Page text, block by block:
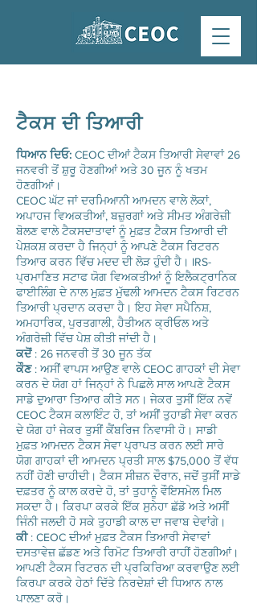
ਟੈਕਸ ਦੀ ਤਿਆਰੀ
ਧਿਆਨ ਦਿਓ: CEOC ਦੀਆਂ ਟੈਕਸ ਤਿਆਰੀ ਸੇਵਾਵਾਂ 26
ਜਨਵਰੀ ਤੋਂ ਸ਼ੁਰੂ ਹੋਣਗੀਆਂ ਅਤੇ 30 ਜੂਨ ਨੂੰ ਖਤਮ
ਹੋਣਗੀਆਂ।
CEOC ਘੱਟ ਜਾਂ ਦਰਮਿਆਨੀ ਆਮਦਨ ਵਾਲੇ ਲੋਕਾਂ,
ਅਪਾਹਜ ਵਿਅਕਤੀਆਂ, ਬਜ਼ੁਰਗਾਂ ਅਤੇ ਸੀਮਤ ਅੰਗਰੇਜ਼ੀ
ਬੋਲਣ ਵਾਲੇ ਟੈਕਸਦਾਤਾਵਾਂ ਨੂੰ ਮੁਫ਼ਤ ਟੈਕਸ ਤਿਆਰੀ ਦੀ
ਪੇਸ਼ਕਸ਼ ਕਰਦਾ ਹੈ ਜਿਨ੍ਹਾਂ ਨੂੰ ਆਪਣੇ ਟੈਕਸ ਰਿਟਰਨ
ਤਿਆਰ ਕਰਨ ਵਿੱਚ ਮਦਦ ਦੀ ਲੋੜ ਹੁੰਦੀ ਹੈ। IRS-
ਪ੍ਰਮਾਣਿਤ ਸਟਾਫ ਯੋਗ ਵਿਅਕਤੀਆਂ ਨੂੰ ਇਲੈਕਟ੍ਰਾਨਿਕ
ਫਾਈਲਿੰਗ ਦੇ ਨਾਲ ਮੁਫ਼ਤ ਮੁੱਢਲੀ ਆਮਦਨ ਟੈਕਸ ਰਿਟਰਨ
ਤਿਆਰੀ ਪ੍ਰਦਾਨ ਕਰਦਾ ਹੈ। ਇਹ ਸੇਵਾ ਸਪੈਨਿਸ਼,
ਅਮਹਾਰਿਕ, ਪੁਰਤਗਾਲੀ, ਹੈਤੀਅਨ ਕ੍ਰੀਓਲ ਅਤੇ
ਅੰਗਰੇਜ਼ੀ ਵਿੱਚ ਪੇਸ਼ ਕੀਤੀ ਜਾਂਦੀ ਹੈ।
ਕਦੋਂ: 26 ਜਨਵਰੀ ਤੋਂ 30 ਜੂਨ ਤੱਕ
ਕੌਣ: ਅਸੀਂ ਵਾਪਸ ਆਉਣ ਵਾਲੇ CEOC ਗਾਹਕਾਂ ਦੀ ਸੇਵਾ
ਕਰਨ ਦੇ ਯੋਗ ਹਾਂ ਜਿਨ੍ਹਾਂ ਨੇ ਪਿਛਲੇ ਸਾਲ ਆਪਣੇ ਟੈਕਸ
ਸਾਡੇ ਦੁਆਰਾ ਤਿਆਰ ਕੀਤੇ ਸਨ। ਜੇਕਰ ਤੁਸੀਂ ਇੱਕ ਨਵੇਂ
CEOC ਟੈਕਸ ਕਲਾਇੰਟ ਹੋ, ਤਾਂ ਅਸੀਂ ਤੁਹਾਡੀ ਸੇਵਾ ਕਰਨ
ਦੇ ਯੋਗ ਹਾਂ ਜੇਕਰ ਤੁਸੀਂ ਕੈਂਬਰਿਜ ਨਿਵਾਸੀ ਹੋ। ਸਾਡੀ
ਮੁਫ਼ਤ ਆਮਦਨ ਟੈਕਸ ਸੇਵਾ ਪ੍ਰਾਪਤ ਕਰਨ ਲਈ ਸਾਰੇ
ਯੋਗ ਗਾਹਕਾਂ ਦੀ ਆਮਦਨ ਪ੍ਰਤੀ ਸਾਲ $75,000 ਤੋਂ ਵੱਧ
ਨਹੀਂ ਹੋਣੀ ਚਾਹੀਦੀ। ਟੈਕਸ ਸੀਜ਼ਨ ਦੌਰਾਨ, ਜਦੋਂ ਤੁਸੀਂ ਸਾਡੇ
ਦਫ਼ਤਰ ਨੂੰ ਕਾਲ ਕਰਦੇ ਹੋ, ਤਾਂ ਤੁਹਾਨੂੰ ਵੌਇਸਮੇਲ ਮਿਲ
ਸਕਦਾ ਹੈ। ਕਿਰਪਾ ਕਰਕੇ ਇੱਕ ਸੁਨੇਹਾ ਛੱਡੋ ਅਤੇ ਅਸੀਂ
ਜਿੰਨੀ ਜਲਦੀ ਹੋ ਸਕੇ ਤੁਹਾਡੀ ਕਾਲ ਦਾ ਜਵਾਬ ਦੇਵਾਂਗੇ।
ਕੀ: CEOC ਦੀਆਂ ਮੁਫ਼ਤ ਟੈਕਸ ਤਿਆਰੀ ਸੇਵਾਵਾਂ
ਦਸਤਾਵੇਜ਼ ਛੱਡਣ ਅਤੇ ਰਿਮੋਟ ਤਿਆਰੀ ਰਾਹੀਂ ਹੋਣਗੀਆਂ।
ਆਪਣੀ ਟੈਕਸ ਰਿਟਰਨ ਦੀ ਪ੍ਰਕਿਰਿਆ ਕਰਵਾਉਣ ਲਈ
ਕਿਰਪਾ ਕਰਕੇ ਹੇਠਾਂ ਦਿੱਤੇ ਨਿਰਦੇਸ਼ਾਂ ਦੀ ਧਿਆਨ ਨਾਲ
ਪਾਲਣਾ ਕਰੋ।